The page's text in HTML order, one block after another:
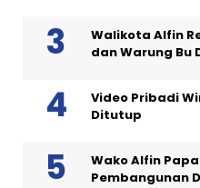
Walikota Alfin
dan Warung Bu
Video Pribadi
Ditutup
Wako Alfin
Pembangunan